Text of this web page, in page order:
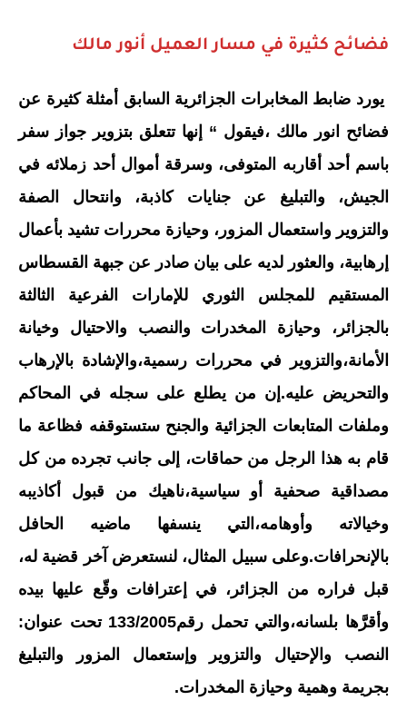
فضائح كثيرة في مسار العميل أنور مالك
يورد ضابط المخابرات الجزائرية السابق أمثلة كثيرة عن
فضائح انور مالك ،فيقول “ إنها تتعلق بتزوير جواز سفر
باسم أحد أقاربه المتوفى، وسرقة أموال أحد زملائه في
الجيش، والتبليغ عن جنايات كاذبة، وانتحال الصفة
والتزوير واستعمال المزور، وحيازة محررات تشيد بأعمال
إرهابية، والعثور لديه على بيان صادر عن جبهة القسطاس
المستقيم للمجلس الثوري للإمارات الفرعية الثالثة
بالجزائر، وحيازة المخدرات والنصب والاحتيال وخيانة
الأمانة،والتزوير في محررات رسمية،والإشادة بالإرهاب
والتحريض عليه.إن من يطلع على سجله في المحاكم
وملفات المتابعات الجزائية والجنح ستستوقفه فظاعة ما
قام به هذا الرجل من حماقات، إلى جانب تجرده من كل
مصداقية صحفية أو سياسية،ناهيك من قبول أكاذيبه
وخيالاته وأوهامه،التي ينسفها ماضيه الحافل
بالإنحرافات.وعلى سبيل المثال، لنستعرض آخر قضية له،
قبل فراره من الجزائر، في إعترافات وقّع عليها بيده
وأقرَّها بلسانه،والتي تحمل رقم133/2005 تحت عنوان:
النصب والإحتيال والتزوير وإستعمال المزور والتبليغ
بجريمة وهمية وحيازة المخدرات.